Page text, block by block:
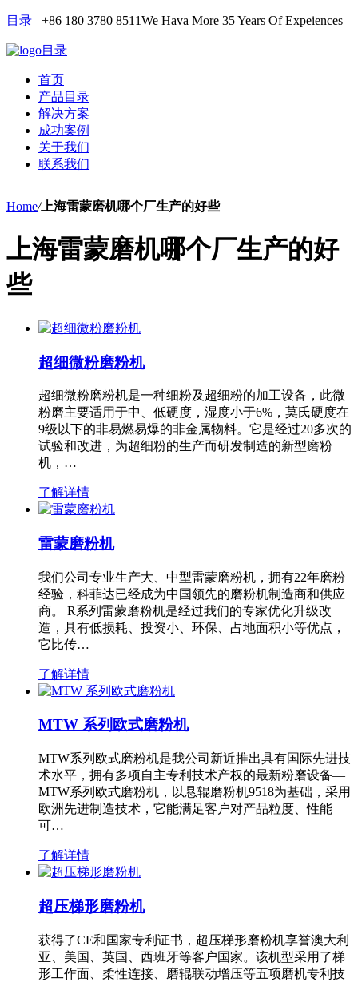
目录 +86 180 3780 8511We Hava More 35 Years Of Expeiences
目录
首页
产品目录
解决方案
成功案例
关于我们
联系我们
Home/上海雷蒙磨机哪个厂生产的好些
上海雷蒙磨机哪个厂生产的好
些
超细微粉磨粉机
超细微粉磨粉机是一种细粉及超细粉的加工设备，此微
粉磨主要适用于中、低硬度，湿度小于6%，莫氏硬度在
9级以下的非易燃易爆的非金属物料。它是经过20多次的
试验和改进，为超细粉的生产而研发制造的新型磨粉
机，…
了解详情
雷蒙磨粉机
我们公司专业生产大、中型雷蒙磨粉机，拥有22年磨粉
经验，科菲达已经成为中国领先的磨粉机制造商和供应
商。 R系列雷蒙磨粉机是经过我们的专家优化升级改
造，具有低损耗、投资小、环保、占地面积小等优点，
它比传…
了解详情
MTW 系列欧式磨粉机
MTW系列欧式磨粉机是我公司新近推出具有国际先进技
术水平，拥有多项自主专利技术产权的最新粉磨设备—
MTW系列欧式磨粉机，以悬辊磨粉机9518为基础，采用
欧洲先进制造技术，它能满足客户对产品粒度、性能
可…
了解详情
超压梯形磨粉机
获得了CE和国家专利证书，超压梯形磨粉机享誉澳大利
亚、美国、英国、西班牙等客户国家。该机型采用了梯
形工作面、柔性连接、磨辊联动增压等五项磨机专利技